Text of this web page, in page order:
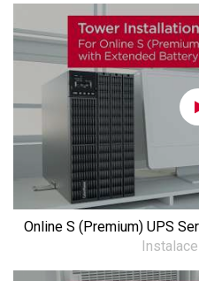
Online S (Premium) UPS